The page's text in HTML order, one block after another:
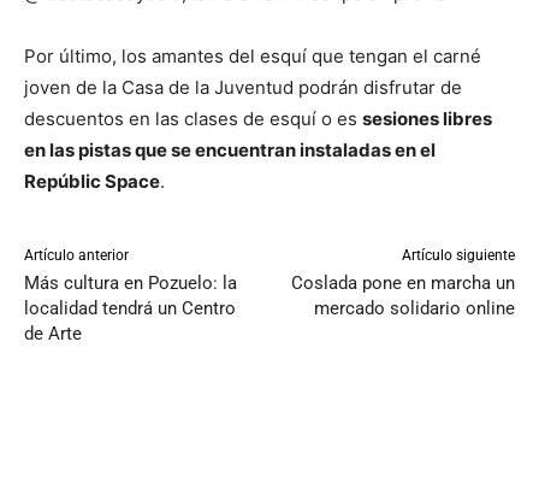
Por último, los amantes del esquí que tengan el carné
joven de la Casa de la Juventud podrán disfrutar de
descuentos en las clases de esquí o es sesiones libres
en las pistas que se encuentran instaladas en el
Repúblic Space.
Artículo anterior
Más cultura en Pozuelo: la
localidad tendrá un Centro
de Arte
Artículo siguiente
Coslada pone en marcha un
mercado solidario online